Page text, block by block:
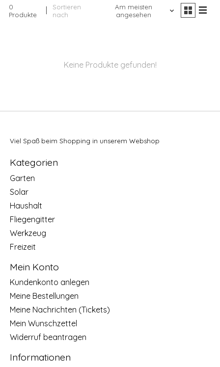
0
Produkte
Sortieren
nach
Am meisten
angesehen
Keine Produkte gefunden!
Viel Spaß beim Shopping in unserem Webshop
Kategorien
Garten
Solar
Haushalt
Fliegengitter
Werkzeug
Freizeit
Mein Konto
Kundenkonto anlegen
Meine Bestellungen
Meine Nachrichten (Tickets)
Mein Wunschzettel
Widerruf beantragen
Informationen